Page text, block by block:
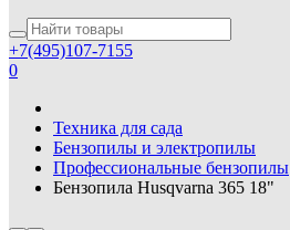
+7(495)107-7155
0
Техника для сада
Бензопилы и электропилы
Профессиональные бензопилы
Бензопила Husqvarna 365 18"